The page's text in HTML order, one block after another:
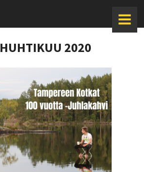
MENU
HUHTIKUU 2020